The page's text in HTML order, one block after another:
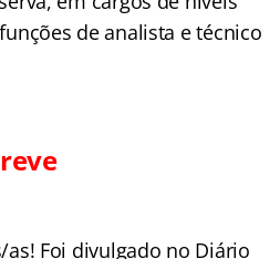
de analista e técnico
Foi divulgado no Diário